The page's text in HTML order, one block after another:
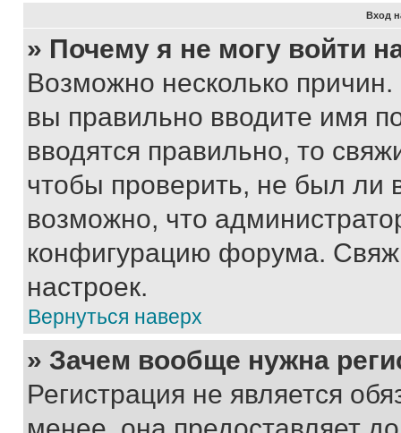
Вход
» Почему я не могу войти
Возможно несколько
вы правильно вводите имя
вводятся правильно, то
чтобы проверить, не был ли
возможно, что
конфигурацию форума.
настроек.
Вернуться наверх
» Зачем вообще нужна
Регистрация не является